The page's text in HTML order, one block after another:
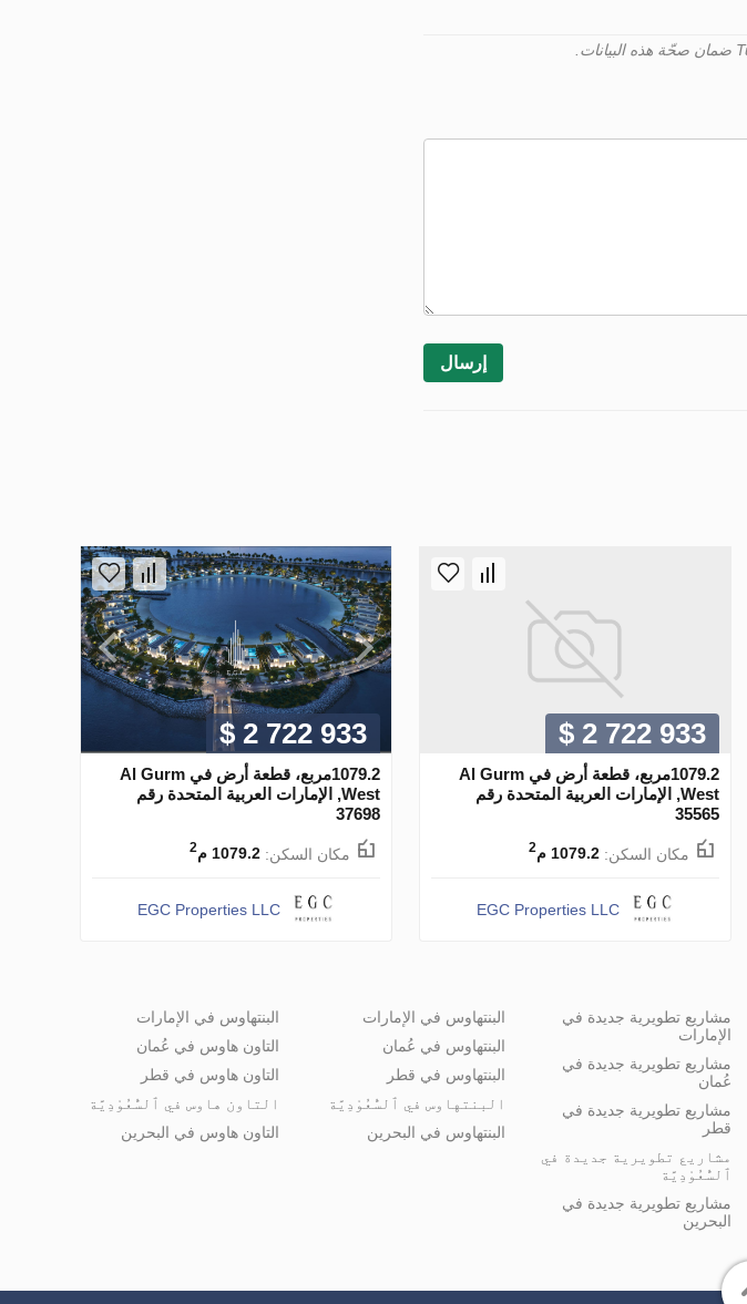
إرسال
$ 2 722 933
1079.2مربع، قطعة أرض في Al Gurm
West, الإمارات العربية المتحدة رقم
35565
مكان السكن: 1079.2 م 2
EGC Properties LLC
$ 2 722 933
1079.2مربع، قطعة أرض في Al Gurm
West, الإمارات العربية المتحدة رقم
37698
مكان السكن: 1079.2 م 2
EGC Properties LLC
مشاريع تطويرية جديدة في
الإمارات
مشاريع تطويرية جديدة في
عُمان
مشاريع تطويرية جديدة في
قطر
مشاريع تطويرية جديدة في
ٱلسُّعُوْدِيَّة
مشاريع تطويرية جديدة في
البحرين
البنتهاوس في الإمارات
البنتهاوس في عُمان
البنتهاوس في قطر
البنتهاوس في ٱلسُّعُوْدِيَّة
البنتهاوس في البحرين
البنتهاوس في الإمارات
التاون هاوس في عُمان
التاون هاوس في قطر
التاون هاوس في ٱلسُّعُوْدِيَّة
التاون هاوس في البحرين